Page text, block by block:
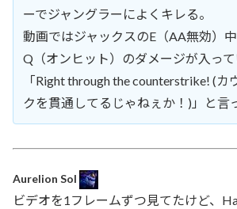
ーでジャングラーによくキレる。
動画ではジャックスのE（AA無効）
Q（オンヒット）のダメージが入っ
「Right through the counterstrike! (カ
クを貫通してるじゃねぇか！)」と言
Aurelion Sol
ビデオを1フレームずつ見てたけど、